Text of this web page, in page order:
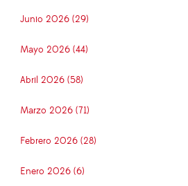
Junio 2026 (29)
Mayo 2026 (44)
Abril 2026 (58)
Marzo 2026 (71)
Febrero 2026 (28)
Enero 2026 (6)